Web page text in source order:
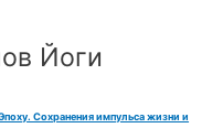
Йоги
Сохранения импульса жизни и